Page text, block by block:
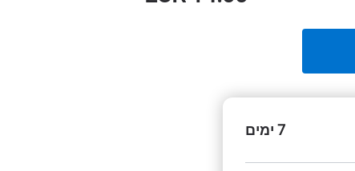
7 ימים